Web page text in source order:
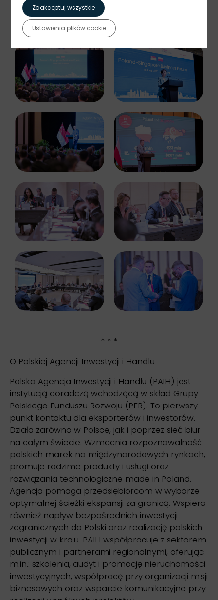
Galeria zdjęć:
* * *
O Polskiej Agencji Inwestycji i Handlu
Polska Agencja Inwestycji i Handlu (PAIH) jest
instytucją doradczą wchodzącą w skład Grupy
Polskiego Funduszu Rozwoju (PFR). To pierwszy
punkt kontaktu dla eksporterów i inwestorów.
Działa zarówno w Polsce, jak i poprzez sieć biur
na całym świecie. Wzmacnia rozpoznawalność
polskich marek na międzynarodowych rynkach,
promuje rodzime produkty i usługi oraz
rozwiązania technologiczne made in Poland.
Agencja pomaga przedsiębiorcom w wyborze
optymalnej ścieżki ekspansji za granicą. Wspiera
również napływ bezpośrednich inwestycji
zagranicznych do Polski oraz realizację polskich
inwestycji w kraju. PAIH współpracuje z sektorem
publicznym i partnerami regionalnymi, oferując
m.in.: szkolenia, audyt i promocję nieruchomości
inwestycyjnych, współpracę przy organizacji misji
biznesowych oraz wsparcie komunikacyjne przy
Zaakceptuj wszystkie
Ustawienia plików cookie